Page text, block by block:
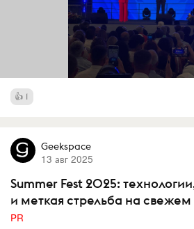
1
Geekspace
13 авг 2025
Summer Fest 2025:
и меткая стрельба на свежем
PR